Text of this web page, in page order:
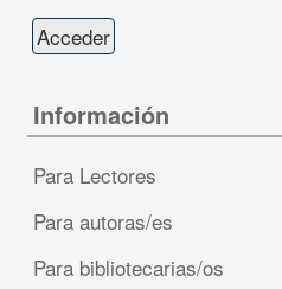
Información
Para Lectores
Para autoras/es
Para bibliotecarias/os